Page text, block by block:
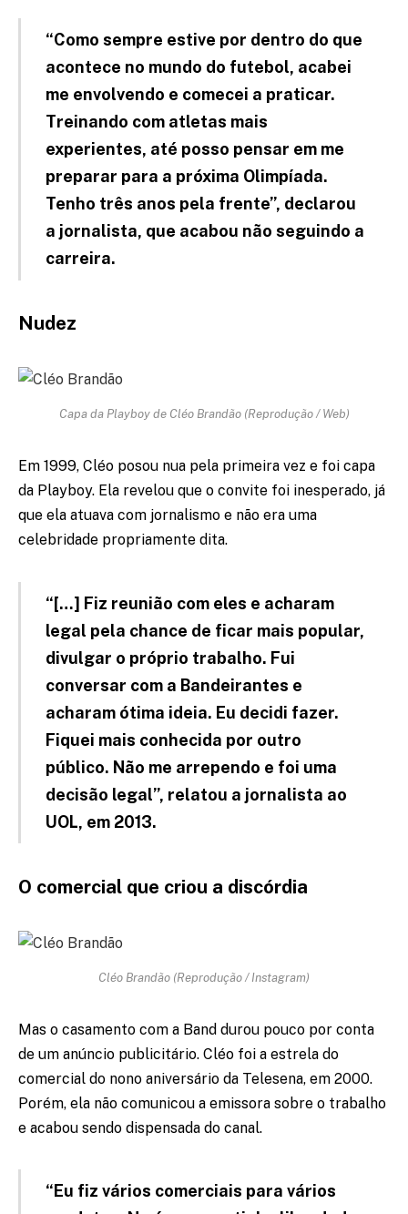
“Como sempre estive por dentro do que
acontece no mundo do futebol, acabei
me envolvendo e comecei a praticar.
Treinando com atletas mais
experientes, até posso pensar em me
preparar para a próxima Olimpíada.
Tenho três anos pela frente”, declarou
a jornalista, que acabou não seguindo a
carreira.
Nudez
Capa da Playboy de Cléo Brandão (Reprodução / Web)
Em 1999, Cléo posou nua pela primeira vez e foi capa
da Playboy. Ela revelou que o convite foi inesperado, já
que ela atuava com jornalismo e não era uma
celebridade propriamente dita.
“[…] Fiz reunião com eles e acharam
legal pela chance de ficar mais popular,
divulgar o próprio trabalho. Fui
conversar com a Bandeirantes e
acharam ótima ideia. Eu decidi fazer.
Fiquei mais conhecida por outro
público. Não me arrependo e foi uma
decisão legal”, relatou a jornalista ao
UOL, em 2013.
O comercial que criou a discórdia
Cléo Brandão (Reprodução / Instagram)
Mas o casamento com a Band durou pouco por conta
de um anúncio publicitário. Cléo foi a estrela do
comercial do nono aniversário da Telesena, em 2000.
Porém, ela não comunicou a emissora sobre o trabalho
e acabou sendo dispensada do canal.
“Eu fiz vários comerciais para vários